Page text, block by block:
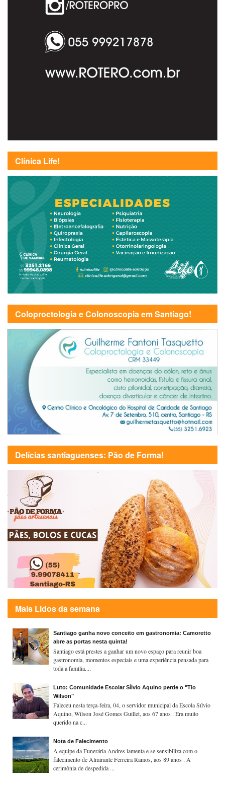
Clínica Life!
Coloproctologia e Colonoscopia em Santiago!
Delícias santiaguenses: Pão de Forma!
Mais Lidos da semana
Santiago ganha novo conceito em gastronomia: Camoretto
abre as portas nesta quinta!
Santiago está prestes a ganhar um novo espaço para reunir boa
gastronomia, momentos especiais e uma experiência pensada para
toda a família....
Luto: Comunidade Escolar Sílvio Aquino perde o "Tio
Wilson"
Faleceu nesta terça-feira, 04, o servidor municipal da Escola Sílvio
Aquino, Wilson José Gomes Guillet, aos 67 anos . Era muito
querido na c...
Nota de Falecimento
A equipe da Funerária Andres lamenta e se sensibiliza com o
falecimento de Almirante Ferreira Ramos, aos 89 anos . A
cerimônia de despedida ...